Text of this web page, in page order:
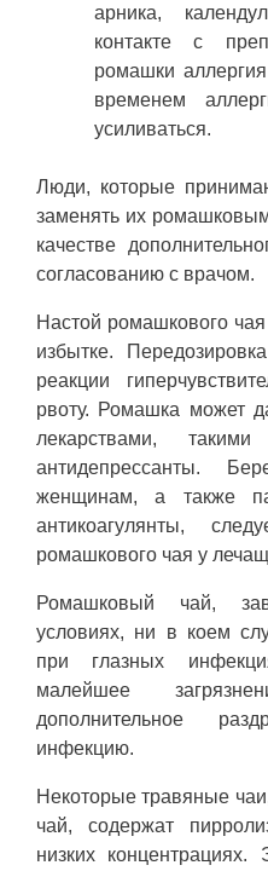
арника,
контакте с
ромашки
временем
усиливаться.
Люди, которые
заменять их
качестве
согласованию с врачом.
Настой ромашкового
избытке.
реакции
рвоту. Ромашка может
лекарствами,
антидепрессанты.
женщинам, а также
антикоагулянты,
ромашкового чая у
Ромашковый чай,
условиях, ни в коем
при глазных
малейшее
дополнительное
инфекцию.
Некоторые травяные
чай, содержат
низких